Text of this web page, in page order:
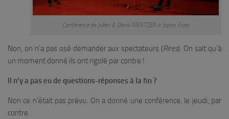
Conférence de Julien & Denis MENTZER à Japan Expo
Non, on n’a pas osé demander aux spectateurs (Rires). On sait qu’à
un moment donné ils ont rigolé par contre !
Il n’y a pas eu de questions-réponses à la fin ?
Non ce n’était pas prévu. On a donné une conférence, le jeudi, par
contre.